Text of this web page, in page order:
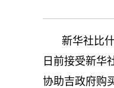
新华社比
日前接受新华
协助吉政府购